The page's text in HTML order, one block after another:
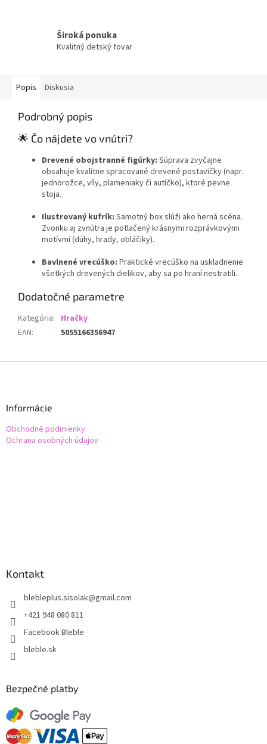
Široká ponuka
Kvalitný detský tovar
Popis Diskusia
Podrobný popis
🌟 Čo nájdete vo vnútri?
Drevené obojstranné figúrky: Súprava zvyčajne
obsahuje kvalitne spracované drevené postavičky (napr.
jednorožce, víly, plameniaky či autíčko), ktoré pevne
stoja.
Ilustrovaný kufrík: Samotný box slúži ako herná scéna.
Zvonku aj zvnútra je potlačený krásnymi rozprávkovými
motívmi (dúhy, hrady, obláčiky).
Bavlnené vrecúško: Praktické vrecúško na uskladnenie
všetkých drevených dielikov, aby sa po hraní nestratili.
Dodatočné parametre
Kategória: Hračky
EAN: 5055166356947
Informácie
Obchodné podmienky
Ochrana osobných údajov
Kontakt
blebleplus.sisolak@gmail.com
+421 948 080 811
Facebook Bleble
bleble.sk
Bezpečné platby